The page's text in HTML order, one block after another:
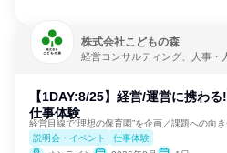
株式会社こどもの森
経営コンサルティング、人事・
【1DAY:8/25】経営/運営に携わ
仕事体験
経営目線で”理想の保育園”を企画／課題への向
説明会・イベント
仕事体験